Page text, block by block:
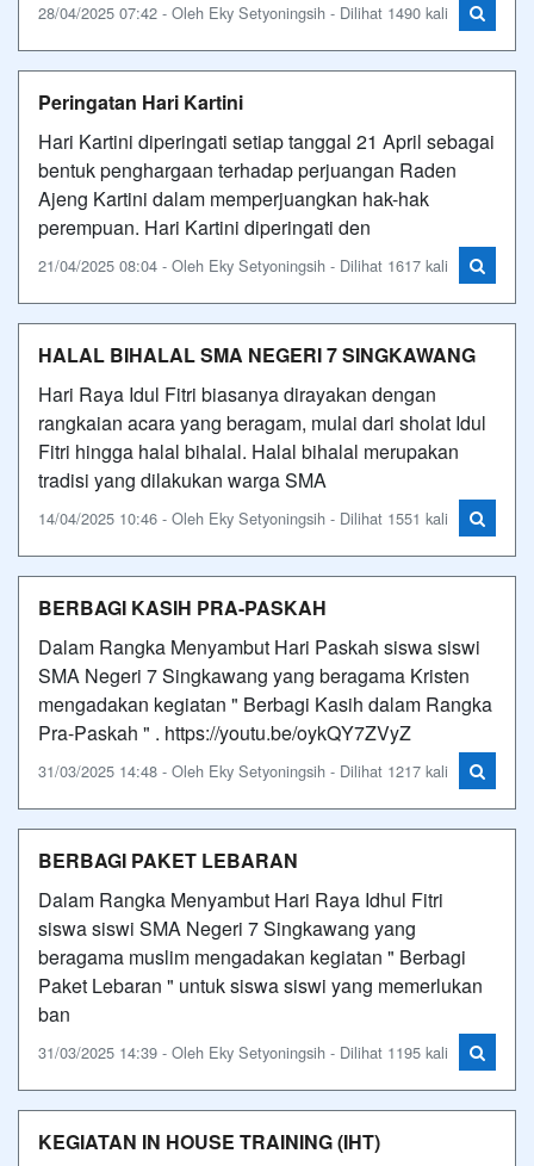
28/04/2025 07:42 - Oleh Eky Setyoningsih - Dilihat 1490 kali
Peringatan Hari Kartini
Hari Kartini diperingati setiap tanggal 21 April sebagai
bentuk penghargaan terhadap perjuangan Raden
Ajeng Kartini dalam memperjuangkan hak-hak
perempuan. Hari Kartini diperingati den
21/04/2025 08:04 - Oleh Eky Setyoningsih - Dilihat 1617 kali
HALAL BIHALAL SMA NEGERI 7 SINGKAWANG
Hari Raya Idul Fitri biasanya dirayakan dengan
rangkaian acara yang beragam, mulai dari sholat Idul
Fitri hingga halal bihalal. Halal bihalal merupakan
tradisi yang dilakukan warga SMA
14/04/2025 10:46 - Oleh Eky Setyoningsih - Dilihat 1551 kali
BERBAGI KASIH PRA-PASKAH
Dalam Rangka Menyambut Hari Paskah siswa siswi
SMA Negeri 7 Singkawang yang beragama Kristen
mengadakan kegiatan " Berbagi Kasih dalam Rangka
Pra-Paskah " . https://youtu.be/oykQY7ZVyZ
31/03/2025 14:48 - Oleh Eky Setyoningsih - Dilihat 1217 kali
BERBAGI PAKET LEBARAN
Dalam Rangka Menyambut Hari Raya Idhul Fitri
siswa siswi SMA Negeri 7 Singkawang yang
beragama muslim mengadakan kegiatan " Berbagi
Paket Lebaran " untuk siswa siswi yang memerlukan
ban
31/03/2025 14:39 - Oleh Eky Setyoningsih - Dilihat 1195 kali
KEGIATAN IN HOUSE TRAINING (IHT)